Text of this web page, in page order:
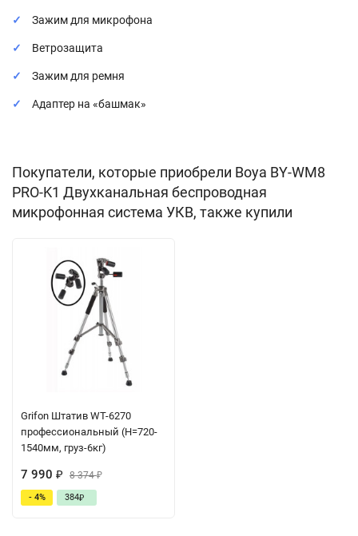
Зажим для микрофона
Ветрозащита
Зажим для ремня
Адаптер на «башмак»
Покупатели, которые приобрели Boya BY-WM8
PRO-K1 Двухканальная беспроводная
микрофонная система УКВ, также купили
Grifon Штатив WT-6270
профессиональный (H=720-
1540мм, груз-6кг)
7 990 ₽ 8 374₽
- 4% 384₽